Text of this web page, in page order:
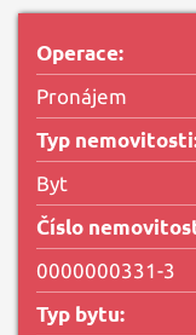
Operace:
Pronájem
Typ
Byt
Číslo
0000000331-3
Typ bytu: